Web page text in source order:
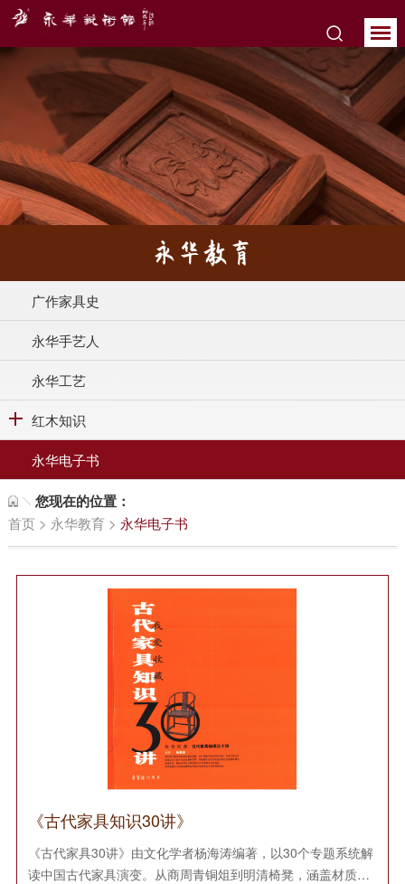
永华教育
广作家具史
永华手艺人
永华工艺
红木知识
永华电子书
您现在的位置：
首页 > 永华教育 > 永华电子书
《古代家具知识30讲》
《古代家具30讲》由文化学者杨海涛编著，以30个专题系统解
读中国古代家具演变。从商周青铜俎到明清椅凳，涵盖材质、